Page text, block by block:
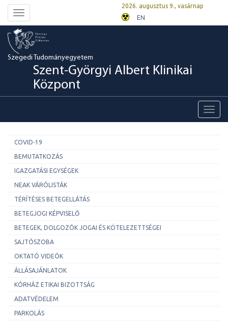
Toggle
navigation
2026. augusztus 9., vasárnap
EN
Szegedi Tudományegyetem
Szent-Györgyi Albert Klinikai
Központ
COVID-19
BEMUTATKOZÁS
IGAZGATÁSI EGYSÉGEK
NEAK VÁRÓLISTÁK
TÉRÍTÉSES BETEGELLÁTÁS
BETEGJOGI KÉPVISELŐ
BETEGEK, DOLGOZÓK JOGAI ÉS KÖTELEZETTSÉGEI
SAJTÓSZOBA
OKTATÓ VIDEÓK
ÁLLÁSAJÁNLATOK
KÓRHÁZ ETIKAI BIZOTTSÁG
ADATVÉDELEM
PARKOLÁS